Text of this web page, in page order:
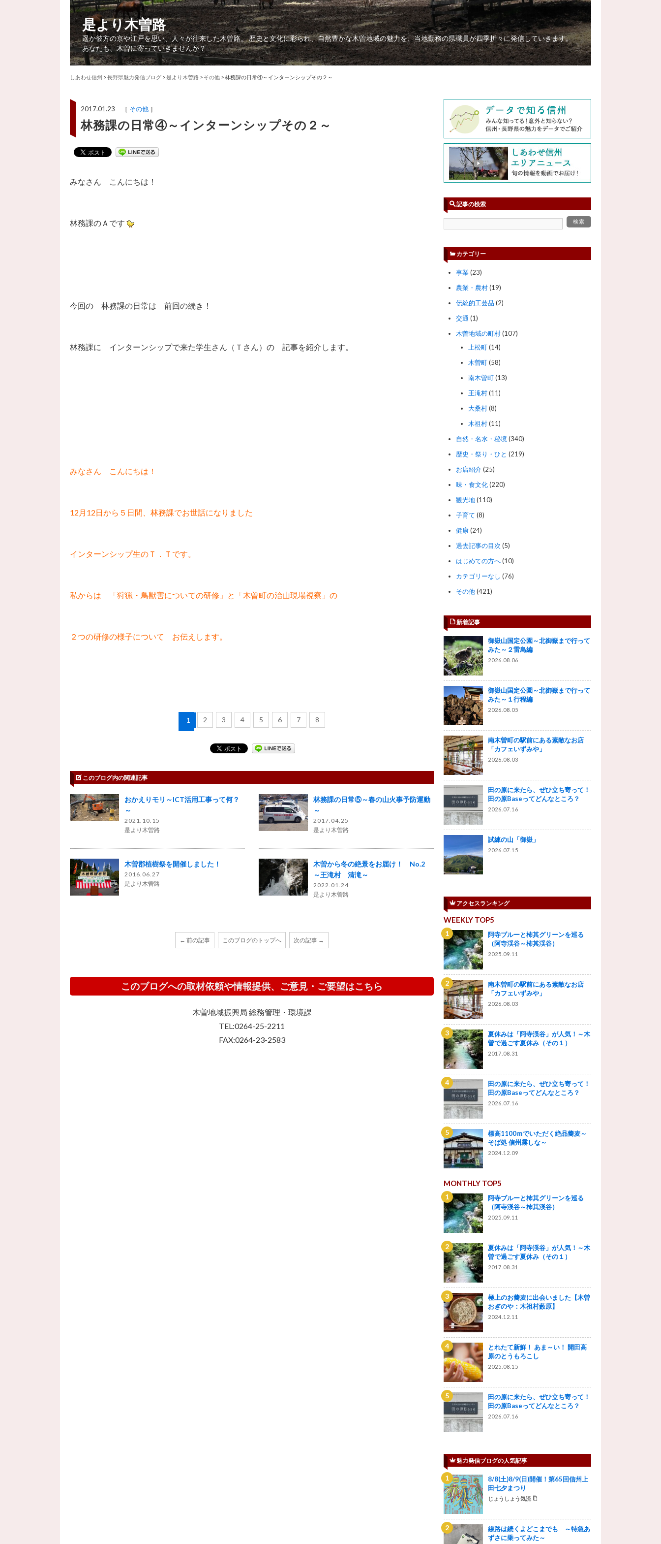
是より木曽路
遥か彼方の京や江戸を思い、人々が往来した木曽路。 歴史と文化に彩られ、自然豊かな木曽地域の魅力を、当地勤務の県職員が四季折々に発信していきます。
あなたも、木曽に寄っていきませんか？
しあわせ信州 >長野県魅力発信ブログ >是より木曽路 > その他 >林務課の日常④～インターンシップその２～
2017.01.23 ［ その他 ］
林務課の日常④～インターンシップその２～
みなさん こんにちは！
林務課のＡです
今回の 林務課の日常は 前回の続き！
林務課に インターンシップで来た学生さん（Ｔさん）の 記事を紹介します。
みなさん こんにちは！
12月12日から５日間、林務課でお世話になりました
インターンシップ生のＴ．Ｔです。
私からは 「狩猟・鳥獣害についての研修」と「木曽町の治山現場視察」の
２つの研修の様子について お伝えします。
1 2 3 4 5 6 7 8
このブログ内の関連記事
おかえりモリ～ICT活用工事って何？
～
2021.10.15
是より木曽路
林務課の日常⑤～春の山火事予防運動
～
2017.04.25
是より木曽路
木曽郡植樹祭を開催しました！
2016.06.27
是より木曽路
木曽から冬の絶景をお届け！ No.2
～王滝村 清滝～
2022.01.24
是より木曽路
← 前の記事 このブログのトップへ 次の記事 →
このブログへの取材依頼や情報提供、ご意見・ご要望はこちら
木曽地域振興局 総務管理・環境課
TEL:0264-25-2211
FAX:0264-23-2583
記事の検索
カテゴリー
事業(23)
農業・農村(19)
伝統的工芸品 (2)
交通 (1)
木曽地域の町村(107)
上松町(14)
木曽町(58)
南木曽町(13)
王滝村(11)
大桑村(8)
木祖村(11)
自然・名水・秘境(340)
歴史・祭り・ひと (219)
お店紹介(25)
味・食文化(220)
観光地(110)
子育て (8)
健康(24)
過去記事の目次 (5)
はじめての方へ(10)
カテゴリーなし (76)
その他(421)
新着記事
御嶽山国定公園～北御嶽まで行って
みた～２雷鳥編
2026.08.06
御嶽山国定公園～北御嶽まで行って
みた～１行程編
2026.08.05
南木曽町の駅前にある素敵なお店
「カフェいずみや」
2026.08.03
田の原に来たら、ぜひ立ち寄って！
田の原Baseってどんなところ？
2026.07.16
試練の山「御嶽」
2026.07.15
アクセスランキング
WEEKLY TOP5
阿寺ブルーと柿其グリーンを巡る
（阿寺渓谷～柿其渓谷）
2025.09.11
南木曽町の駅前にある素敵なお店
「カフェいずみや」
2026.08.03
夏休みは「阿寺渓谷」が人気！～木
曽で過ごす夏休み（その１）
2017.08.31
田の原に来たら、ぜひ立ち寄って！
田の原Baseってどんなところ？
2026.07.16
標高1100ｍでいただく絶品蕎麦～
そば処 信州霧しな～
2024.12.09
MONTHLY TOP5
阿寺ブルーと柿其グリーンを巡る
（阿寺渓谷～柿其渓谷）
2025.09.11
夏休みは「阿寺渓谷」が人気！～木
曽で過ごす夏休み（その１）
2017.08.31
極上のお蕎麦に出会いました【木曽
おぎのや：木祖村藪原】
2024.12.11
とれたて新鮮！ あま～い！ 開田高
原のとうもろこし
2025.08.15
田の原に来たら、ぜひ立ち寄って！
田の原Baseってどんなところ？
2026.07.16
魅力発信ブログの人気記事
8/8(土)8/9(日)開催！第65回信州上
田七夕まつり
じょうしょう気流
線路は続くよどこまでも ～特急あ
ずさに乗ってみた～